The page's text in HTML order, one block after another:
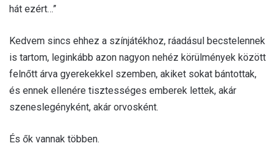
hát ezért…”
Kedvem sincs ehhez a színjátékhoz, ráadásul becstelennek
is tartom, leginkább azon nagyon nehéz körülmények között
felnőtt árva gyerekekkel szemben, akiket sokat bántottak,
és ennek ellenére tisztességes emberek lettek, akár
szeneslegényként, akár orvosként.
És ők vannak többen.